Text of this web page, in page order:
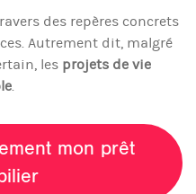
des repères concrets
Autrement dit, malgré
les projets de vie
.
mon prêt